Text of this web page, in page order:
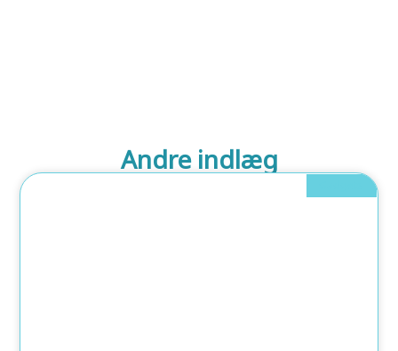
Andre indlæg